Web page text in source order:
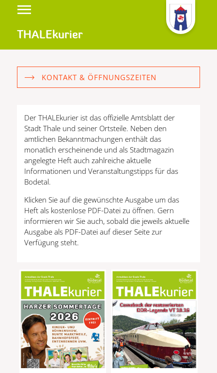
THALEkurier
KONTAKT & ÖFFNUNGSZEITEN
Der THALEkurier ist das offizielle Amtsblatt der
Stadt Thale und seiner Ortsteile. Neben den
amtlichen Bekanntmachungen enthält das
monatlich erscheinende und als Stadtmagazin
angelegte Heft auch zahlreiche aktuelle
Informationen und Veranstaltungstipps für das
Bodetal.
Klicken Sie auf die gewünschte Ausgabe um das
Heft als kostenlose PDF-Datei zu öffnen. Gern
informieren wir Sie auch, sobald die jeweils aktuelle
Ausgabe als PDF-Datei auf dieser Seite zur
Verfügung steht.